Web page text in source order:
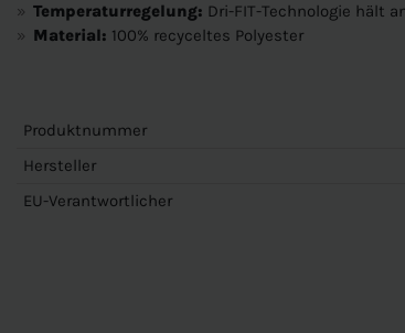
Temperaturregelung: Dri-FIT-Technologie hält
Material: 100% recyceltes Polyester
Produktnummer
Hersteller
EU-Verantwortlicher